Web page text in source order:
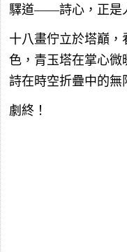
驛道——詩心，正是
十八畫佇立於塔巔
色，青玉塔在掌心
詩在時空折疊中的無
劇終！